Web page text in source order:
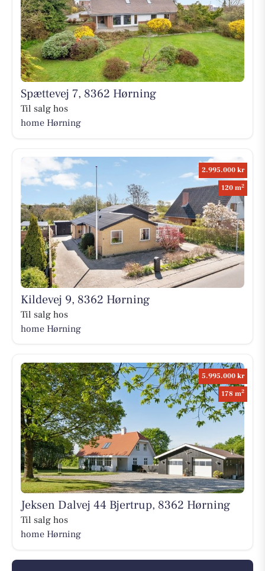
Spættevej 7, 8362 Hørning
Til salg hos
home Hørning
2.995.000 kr
120 m2
Kildevej 9, 8362 Hørning
Til salg hos
home Hørning
5.995.000 kr
178 m2
Jeksen Dalvej 44 Bjertrup, 8362 Hørning
Til salg hos
home Hørning